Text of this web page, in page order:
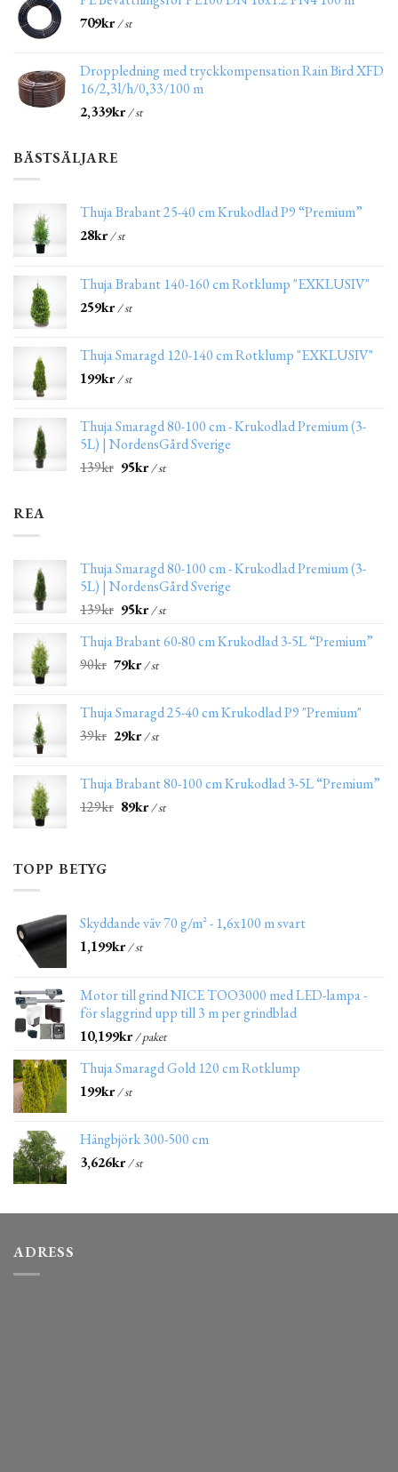
709kr/ st
Droppledning med tryckkompensation Rain Bird XFD
16/2,3l/h/0,33/100 m
2,339kr/ st
BÄSTSÄLJARE
Thuja Brabant 25-40 cm Krukodlad P9 “Premium”
28kr/ st
Thuja Brabant 140-160 cm Rotklump "EXKLUSIV"
259kr/ st
Thuja Smaragd 120-140 cm Rotklump "EXKLUSIV"
199kr/ st
Thuja Smaragd 80-100 cm - Krukodlad Premium (3-
5L) | NordensGård Sverige
139kr 95kr/ st
REA
Thuja Smaragd 80-100 cm - Krukodlad Premium (3-
5L) | NordensGård Sverige
139kr 95kr/ st
Thuja Brabant 60-80 cm Krukodlad 3-5L “Premium”
90kr 79kr/ st
Thuja Smaragd 25-40 cm Krukodlad P9 "Premium"
39kr 29kr/ st
Thuja Brabant 80-100 cm Krukodlad 3-5L “Premium”
129kr 89kr/ st
TOPP BETYG
Skyddande väv 70 g/m² - 1,6x100 m svart
1,199kr/ st
Motor till grind NICE TOO3000 med LED-lampa -
för slaggrind upp till 3 m per grindblad
10,199kr/ paket
Thuja Smaragd Gold 120 cm Rotklump
199kr/ st
Hängbjörk 300-500 cm
3,626kr/ st
ADRESS